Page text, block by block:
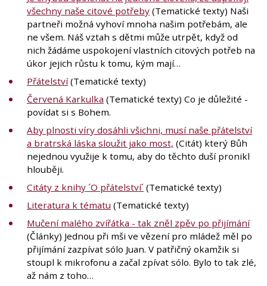
všechny naše citové potřeby (Tematické texty) Naši
partneři možná vyhoví mnoha našim potřebám, ale
ne všem. Náš vztah s dětmi může utrpět, když od
nich žádáme uspokojení vlastních citových potřeb na
úkor jejich růstu k tomu, kým mají…
Přátelství(Tematické texty)
Červená Karkulka (Tematické texty) Co je důležité -
povídat si s Bohem.
Aby plnosti víry dosáhli všichni, musí naše přátelství
a bratrská láska sloužit jako most, (Citát) který Bůh
nejednou využije k tomu, aby do těchto duší pronikl
hlouběji.
Citáty z knihy ´O přátelství´ (Tematické texty)
Literatura k tématu (Tematické texty)
Mučení malého zvířátka - tak zněl zpěv po přijímání
(Články) Jednou při mši ve vězení pro mládež měl po
přijímání zazpívat sólo Juan. V patřičný okamžik si
stoupl k mikrofonu a začal zpívat sólo. Bylo to tak zlé,
až nám z toho…